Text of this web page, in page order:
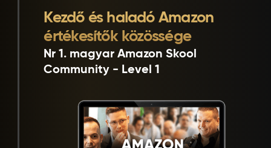
Kezdő és haladó Amazon
értékesítők közössége
Nr 1. magyar Amazon Skool
Community - Level 1